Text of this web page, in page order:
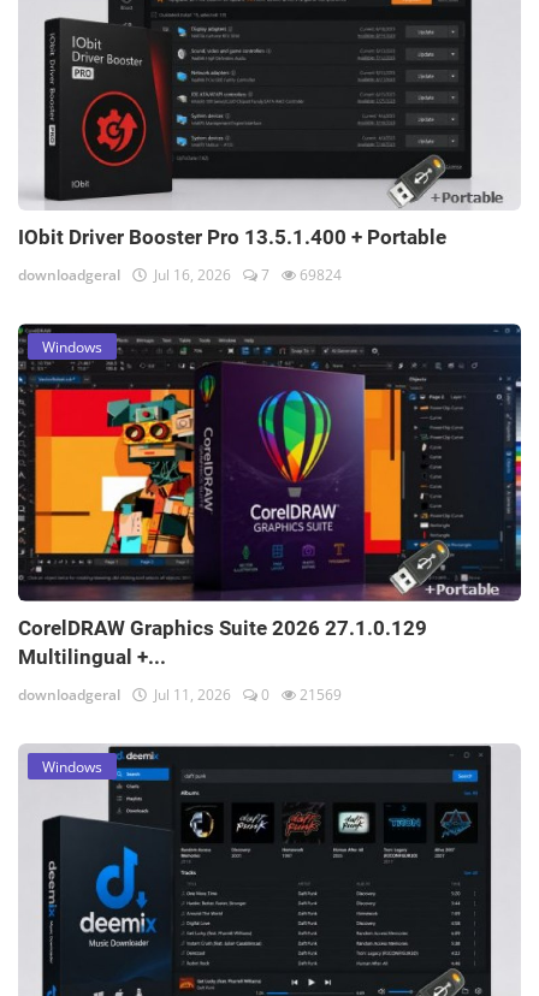
IObit Driver Booster Pro 13.5.1.400 + Portable
downloadgeral Jul 16, 2026 7 69824
Windows
CorelDRAW Graphics Suite 2026 27.1.0.129
Multilingual +...
downloadgeral Jul 11, 2026 0 21569
Windows